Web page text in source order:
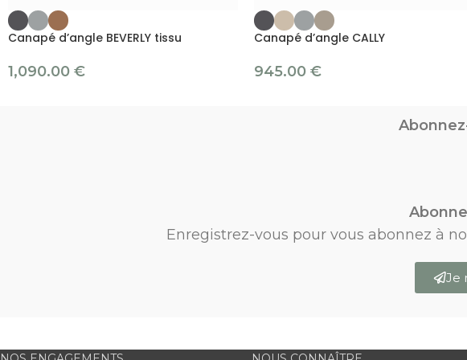
Canapé d’angle BEVERLY tissu
1,090.00 €
Canapé d’angle CALLY
945.00 €
Enregistrez-vous pour vous abonnez à
Je